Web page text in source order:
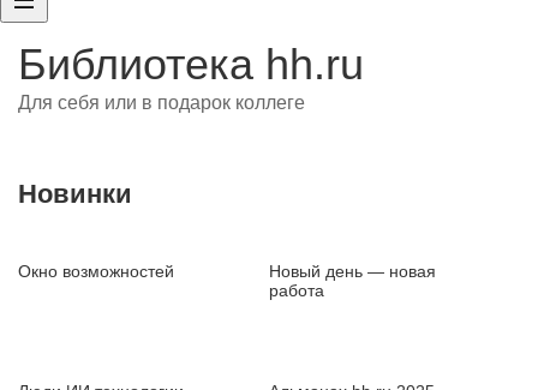
Библиотека hh.ru
Для себя или в подарок коллеге
Новинки
Окно возможностей
Новый день — новая
работа